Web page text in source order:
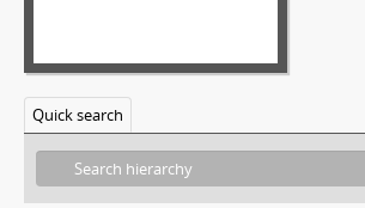
Quick search
3 - Hans-Görans Josefs Maria
5 - Helt om marsch
6 - Hemma bäst